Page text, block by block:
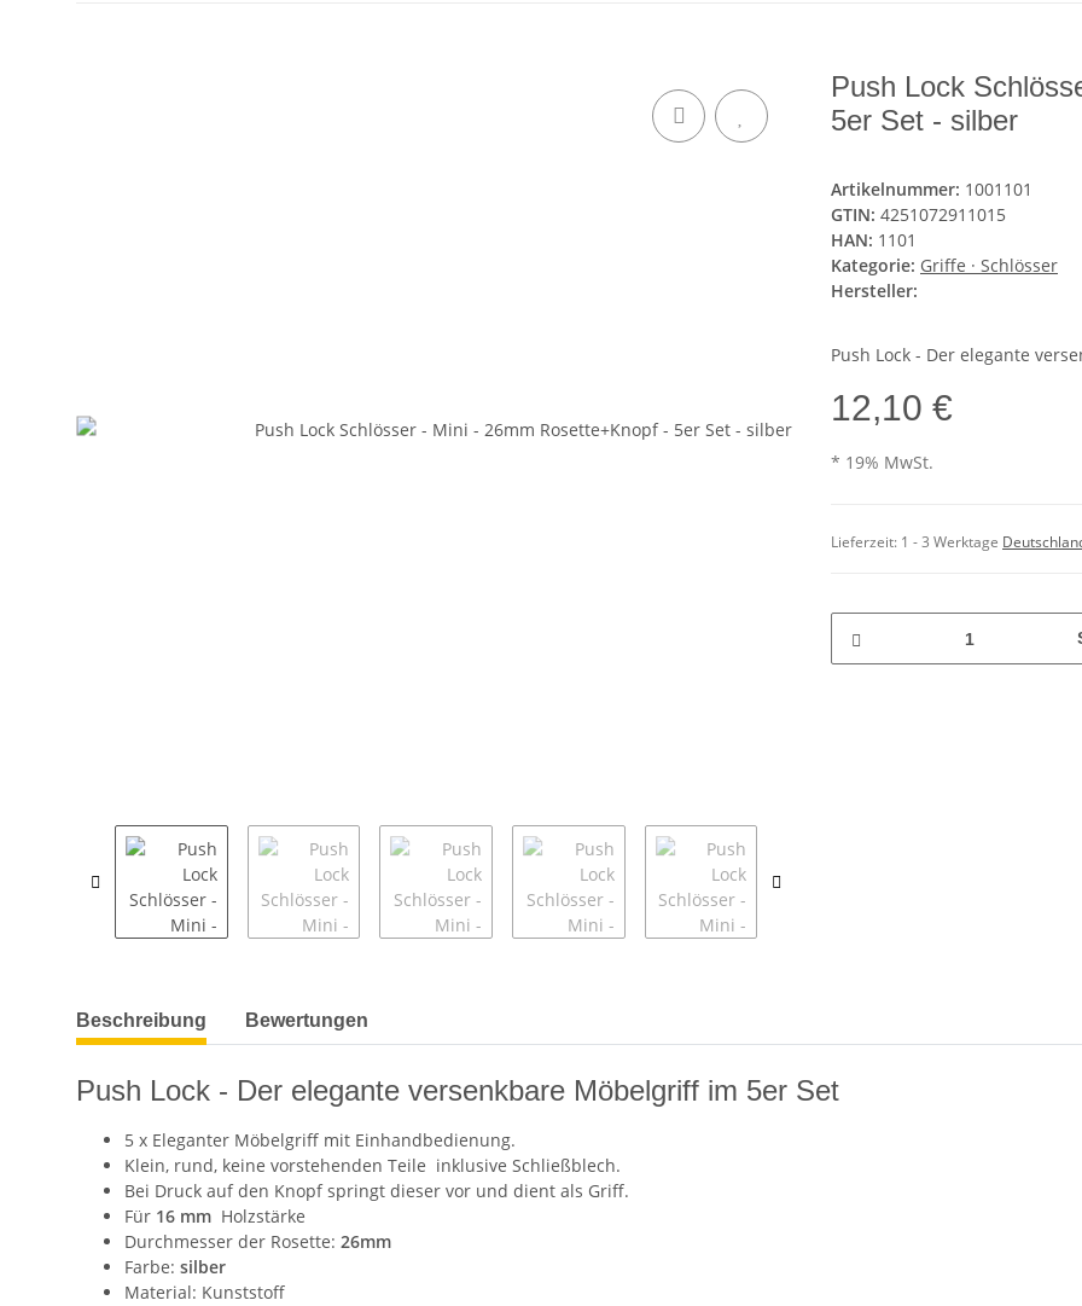
Push Lock
5er Set - silber
Artikelnummer: 1001101
GTIN: 4251072911015
HAN: 1101
Kategorie: Griffe · Schlösser
Hersteller:
Push Lock - Der elegante
12,10 €
* 19% MwSt.
Lieferzeit: 1 - 3 Werktage
weitere Registerkarten anzeigen
Beschreibung Bewertungen
Push Lock - Der elegante versenkbare Möbelgriff im 5er Set
5 x Eleganter Möbelgriff mit Einhandbedienung.
Klein, rund, keine vorstehenden Teile inklusive Schließblech.
Bei Druck auf den Knopf springt dieser vor und dient als Griff.
Für 16 mm Holzstärke
Durchmesser der Rosette: 26mm
Farbe: silber
Material: Kunststoff